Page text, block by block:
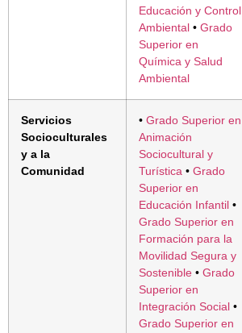
Educación y Control
Ambiental • Grado
Superior en
Química y Salud
Ambiental
Servicios
Socioculturales
y a la
Comunidad
• Grado Superior en
Animación
Sociocultural y
Turística • Grado
Superior en
Educación Infantil •
Grado Superior en
Formación para la
Movilidad Segura y
Sostenible • Grado
Superior en
Integración Social •
Grado Superior en